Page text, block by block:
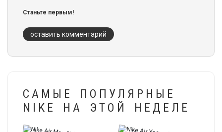
Станьте первым!
оставить комментарий
САМЫЕ ПОПУЛЯРНЫЕ
NIKE НА ЭТОЙ НЕДЕЛЕ